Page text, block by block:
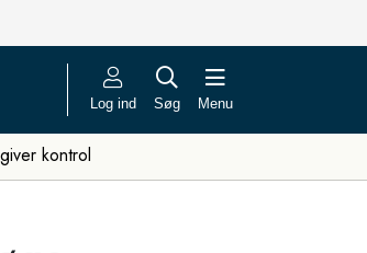
Log ind Søg Menu
kontrol